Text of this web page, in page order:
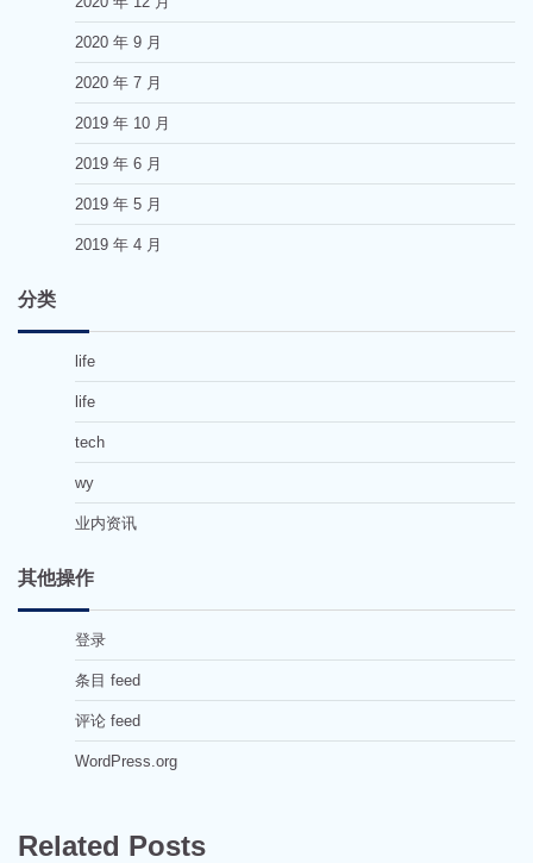
2020 年 9 月
2020 年 7 月
2019 年 10 月
2019 年 6 月
2019 年 5 月
2019 年 4 月
分类
life
life
tech
wy
业内资讯
其他操作
登录
条目 feed
评论 feed
WordPress.org
Related Posts